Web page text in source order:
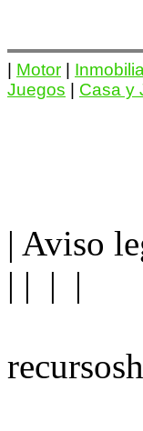
Motor
Juegos
Casa y
| Aviso
| | | |